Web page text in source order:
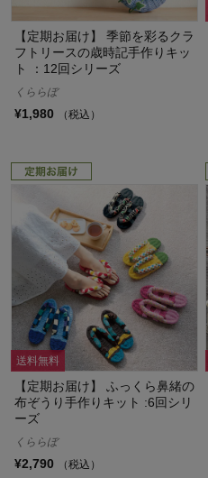
【定期お届け】 季節を彩るクラ
フトリースの歳時記手作りキッ
ト ：12回シリーズ
くららぼ
¥1,980 （税込）
送料無料
【定期お届け】 ふっくら鼻緒の
布ぞうり手作りキット :6回シリ
ーズ
くららぼ
¥2,790 （税込）